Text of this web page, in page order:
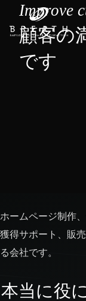
Improve
顧客の
です
ホームページ制作
獲得サポート、販
る会社です。
本当に役